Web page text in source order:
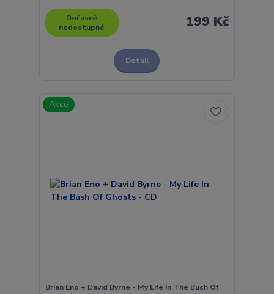
199 Kč
Dočasně
nedostupné
Detail
Akce
Brian Eno + David Byrne - My Life In The Bush Of